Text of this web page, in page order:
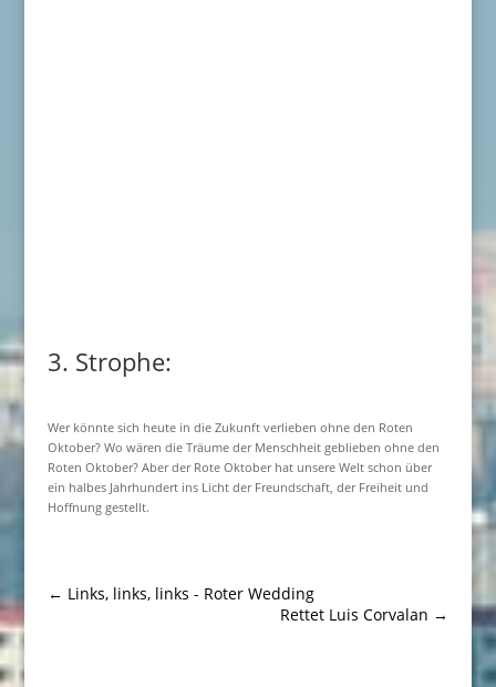
3. Strophe:
Wer könnte sich heute in die Zukunft verlieben ohne den Roten
Oktober? Wo wären die Träume der Menschheit geblieben ohne den
Roten Oktober? Aber der Rote Oktober hat unsere Welt schon über
ein halbes Jahrhundert ins Licht der Freundschaft, der Freiheit und
Hoffnung gestellt.
← Links, links, links - Roter Wedding
Rettet Luis Corvalan →